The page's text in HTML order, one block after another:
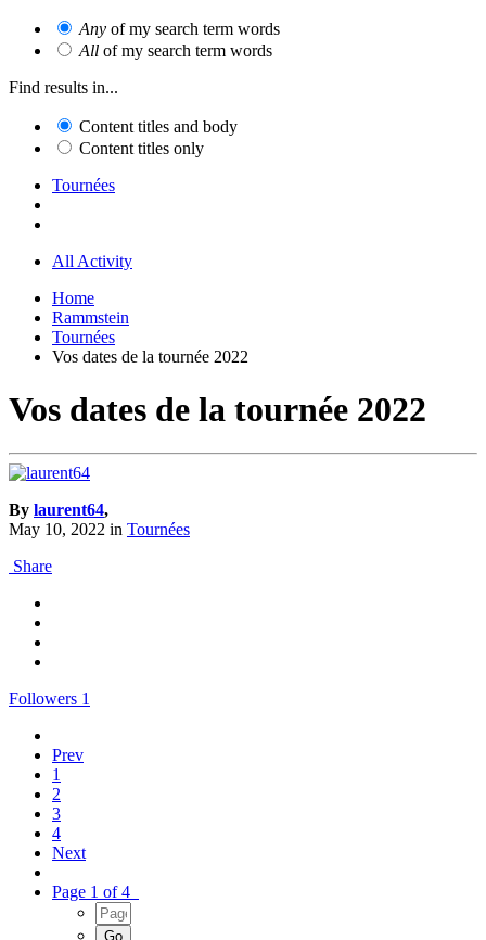
Any of my search term words
All of my search term words
Find results in...
Content titles and body
Content titles only
Tournées
All Activity
Home
Rammstein
Tournées
Vos dates de la tournée 2022
Vos dates de la tournée 2022
By laurent64,
May 10, 2022 in Tournées
Share
Followers 1
Prev
1
2
3
4
Next
Page 1 of 4